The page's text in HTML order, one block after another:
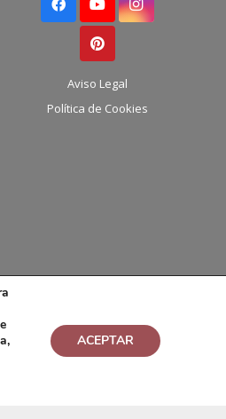
Aviso Legal
Política de Cookies
ACEPTAR